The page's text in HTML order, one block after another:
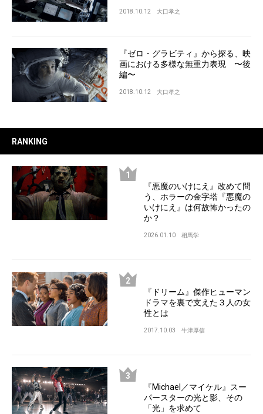
2018.10.12 大口孝之
『ゼロ・グラビティ』から探る、映
画における多様な無重力表現 〜後
編〜
2018.10.12 大口孝之
RANKING
『悪魔のいけにえ』改めて問
う、ホラーの金字塔『悪魔の
いけにえ』は何故怖かったの
か？
2026.01.10 相馬学
『ドリーム』傑作ヒューマン
ドラマを裏で支えた３人の女
性とは
2017.10.03 牛津厚信
『Michael／マイケル』スー
パースターの光と影、その
「光」を求めて